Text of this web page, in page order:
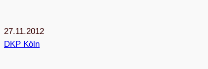
27.11.2012
DKP Köln